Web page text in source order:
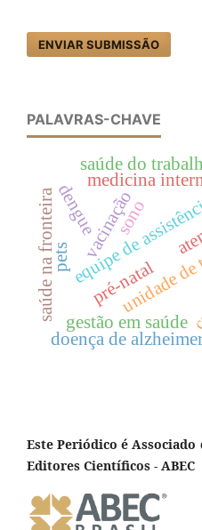
ENVIAR SUBMISSÃO
PALAVRAS-CHAVE
equipe deunidade
gestão em saúde
vacinação
medicina
saúde do
sono
doença de
pré-natal
saúde na fronteiradengue
pets
Este Periódico é
Editores Científicos - ABEC